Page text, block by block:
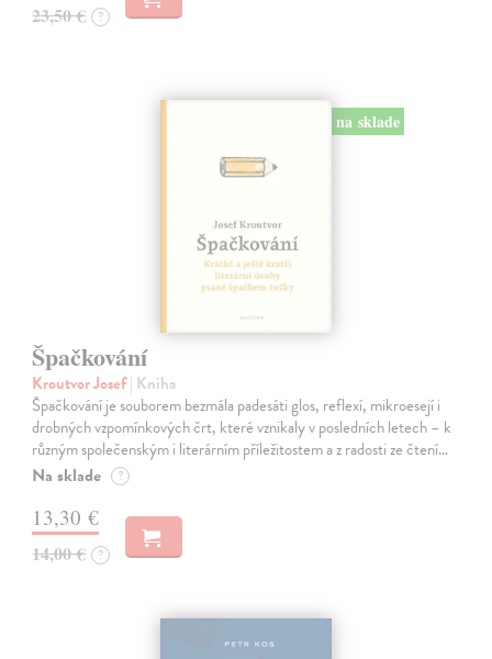
23,50 € ?
na sklade
Špačkování
Kroutvor Josef| Kniha
Špačkování je souborem bezmála padesáti glos, reflexí, mikroesejí i
drobných vzpomínkových črt, které vznikaly v posledních letech – k
různým společenským i literárním příležitostem a z radosti ze čtení…
Na sklade ?
13,30 €
14,00 € ?